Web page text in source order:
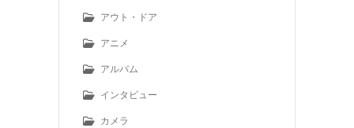
アウト・ドア
アニメ
アルバム
インタビュー
カメラ